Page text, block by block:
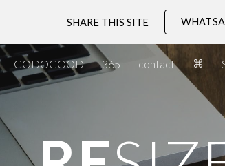
Skip to main contentSHARE THIS SITE
GODOGOOD 365 contact ⌘